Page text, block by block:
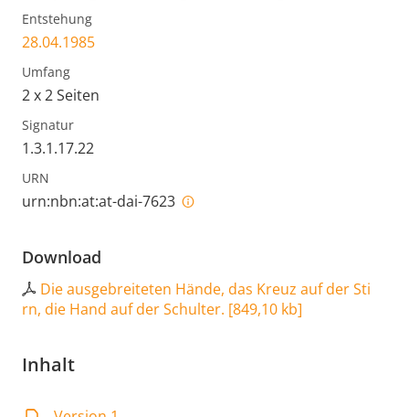
Entstehung
28.04.1985
Umfang
2 x 2 Seiten
Signatur
1.3.1.17.22
URN
urn:nbn:at:at-dai-7623
Download
Die ausgebreiteten Hände, das Kreuz auf der Sti
rn, die Hand auf der Schulter. [849,10 kb]
Inhalt